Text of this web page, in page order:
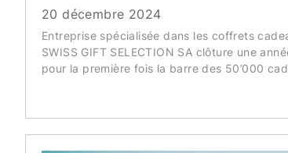
20 décembre 2024
Entreprise spécialisée dans les coffrets
SWISS GIFT SELECTION SA clôture une
pour la première fois la barre des 50’000